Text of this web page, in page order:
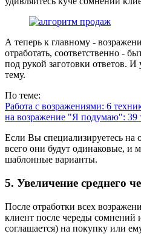
А теперь к главному -
отработать, соответственно -
под рукой заготовки ответов. И
тему.
По теме:
Работа с возражениями: 6
на возражение "Я подумаю": 39
Если Вы специализируетесь на
всего они будут одинаковые, и
шаблонные варианты.
5. Увеличение среднего
После отработки всех
клиент после череды сомнений
соглашается) на покупку или